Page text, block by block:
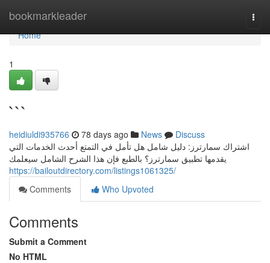
bookmarkleader
Home
Home
1
```
heidiuldi935766 78 days ago News
Discuss
اشتراك سمارترز: دليل شامل هل تأمل في التمتع أحدث الخدمات التي
يقدمها تطبيق سمارترز؟ بالطبع فإن هذا الشرح الشامل سيعلمك
https://bailoutdirectory.com/listings1061325/
Comments
Who Upvoted
Comments
Submit a Comment
No HTML